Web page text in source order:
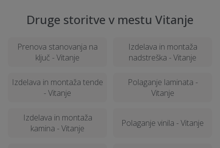
Druge storitve v mestu Vitanje
Prenova stanovanja na
ključ - Vitanje
Izdelava in montaža
nadstreška - Vitanje
Izdelava in montaža tende
- Vitanje
Polaganje laminata -
Vitanje
Izdelava in montaža
kamina - Vitanje
Polaganje vinila - Vitanje